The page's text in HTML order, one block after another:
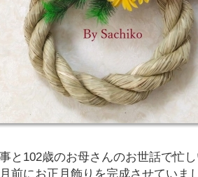
と102歳のお母さんのお世話で忙
前にお正月飾りを完成させていま